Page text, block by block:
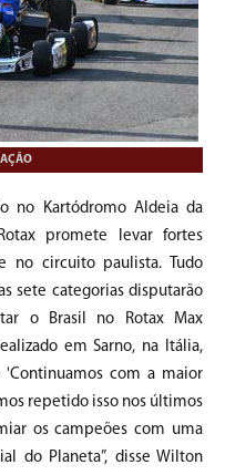
no Kartódromo Aldeia da
promete levar fortes
no circuito paulista. Tudo
sete categorias disputarão
o Brasil no Rotax Max
em Sarno, na Itália,
com a maior
repetido isso nos últimos
os campeões com uma
do Planeta”, disse Wilton